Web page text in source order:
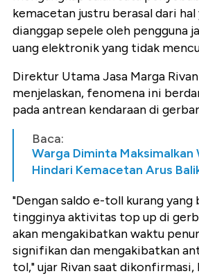
kemacetan justru berasal dari hal
dianggap sepele oleh pengguna
uang elektronik yang tidak
Direktur Utama Jasa Marga
menjelaskan, fenomena ini
pada antrean kendaraan di
Baca:
Warga Diminta Maksimalkan
Hindari Kemacetan Arus
"Dengan saldo e-toll kurang yang
tingginya aktivitas top up di
akan mengakibatkan waktu
signifikan dan mengakibatkan
tol," ujar Rivan saat dikonfirmasi,